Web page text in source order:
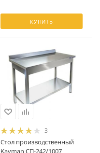
КУПИТЬ
3
Стол производственный
Kayman СП-242/1007